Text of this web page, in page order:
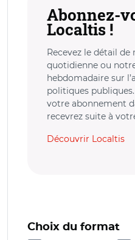
Abonnez-
Localtis !
Recevez le détail
quotidienne ou
hebdomadaire sur
politiques
votre abonnement
recevrez suite à
Découvrir Localtis
Choix du format